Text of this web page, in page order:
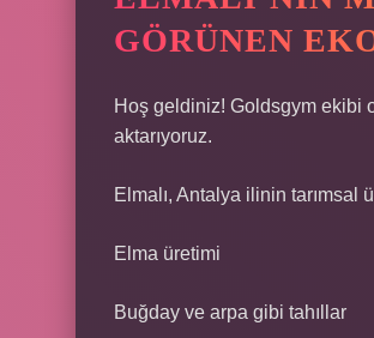
GÖRÜNEN
Hoş geldiniz! Goldsgym ekibi
aktarıyoruz.
Elmalı, Antalya ilinin tarımsal
Elma üretimi
Buğday ve arpa gibi tahıllar